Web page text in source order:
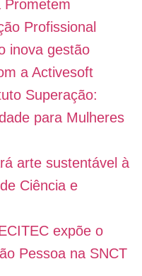
Prometem
Profissional
inova gestão
a Activesoft
Superação:
para Mulheres
arte sustentável à
Ciência e
expõe o
Pessoa na SNCT